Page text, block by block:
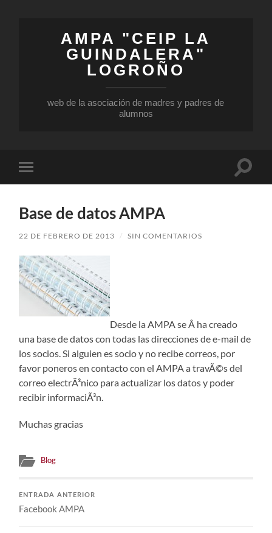
AMPA "CEIP LA
GUINDALERA"
LOGROÑO
web de la asociación de madres y padres de
alumnos
Base de datos AMPA
22 DE FEBRERO DE 2013 / SIN COMENTARIOS
Desde la AMPA se Â ha creado
una base de datos con todas las direcciones de e-mail de
los socios. Si alguien es socio y no recibe correos, por
favor poneros en contacto con el AMPA a travÃ©s del
correo electrÃ³nico para actualizar los datos y poder
recibir informaciÃ³n.
Muchas gracias
Blog
ENTRADA ANTERIOR
Facebook AMPA